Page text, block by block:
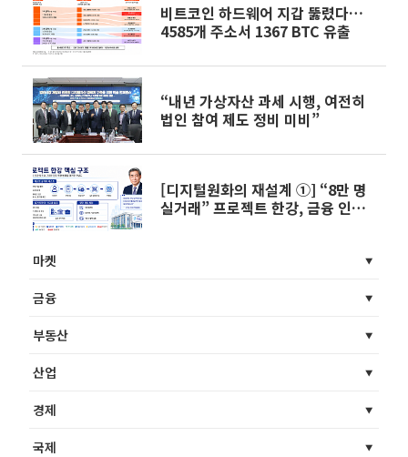
비트코인 하드웨어 지갑 뚫렸다…
4585개 주소서 1367 BTC 유출
“내년 가상자산 과세 시행, 여전히
법인 참여 제도 정비 미비”
[디지털원화의 재설계 ①] “8만 명
실거래” 프로젝트 한강, 금융 인프
마켓
금융
부동산
산업
경제
국제